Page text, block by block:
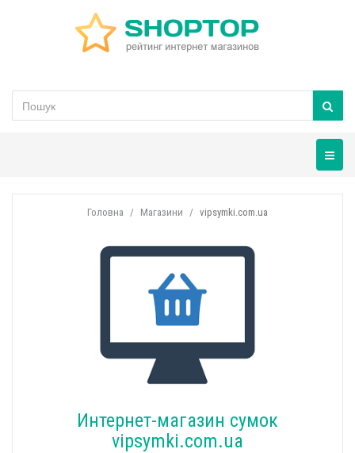
Головна Магазини vipsymki.com.ua
Интернет-магазин сумок
vipsymki.com.ua